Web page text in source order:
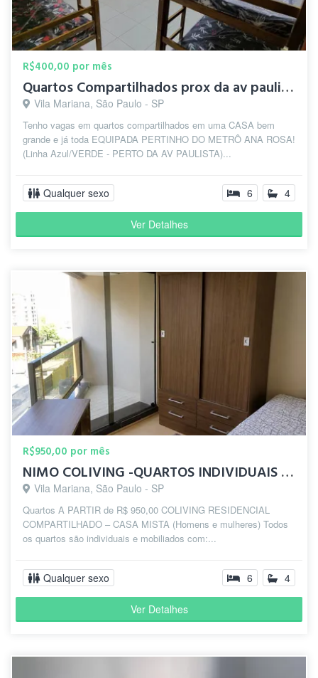
R$400,00 por mês
Quartos Compartilhados prox da av paulista
Vila Mariana, São Paulo - SP
Tenho vagas em quartos compartilhados em uma CASA bem
grande e já toda EQUIPADA PERTINHO DO METRÔ ANA ROSA!
(Linha Azul/VERDE - PERTO DA AV PAULISTA)...
Qualquer sexo 6 4
Ver Detalhes
R$950,00 por mês
NIMO COLIVING -QUARTOS INDIVIDUAIS 5 MIN DO METRÔ SANTA CRUZ
Vila Mariana, São Paulo - SP
Quartos A PARTIR de R$ 950,00 COLIVING RESIDENCIAL
COMPARTILHADO – CASA MISTA (Homens e mulheres) Todos
os quartos são individuais e mobiliados com:...
Qualquer sexo 6 4
Ver Detalhes